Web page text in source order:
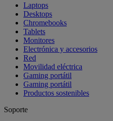
Laptops
Desktops
Chromebooks
Tablets
Monitores
Electrónica y accesorios
Red
Movilidad eléctrica
Gaming portátil
Gaming portátil
Productos sostenibles
Soporte